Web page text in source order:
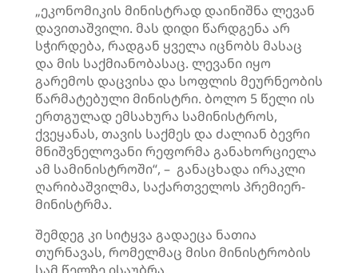
„ეკონომიკის მინისტრად დაინიშნა ლევან
დავითაშვილი. მას დიდი წარდგენა არ
სჭირდება, რადგან ყველა იცნობს მასაც
და მის საქმიანობასაც. ლევანი იყო
გარემოს დაცვისა და სოფლის მეურნეობის
წარმატებული მინისტრი. ბოლო 5 წელი ის
ერთგულად ემსახურა სამინისტროს,
ქვეყანას, თავის საქმეს და ძალიან ბევრი
მნიშვნელოვანი რეფორმა განახორციელა
ამ სამინისტროში“, – განაცხადა ირაკლი
ღარიბაშვილმა, საქართველოს პრემიერ-
მინისტრმა.
შემდეგ კი სიტყვა გადაეცა ნათია
თურნავას, რომელმაც მისი მინისტრობის